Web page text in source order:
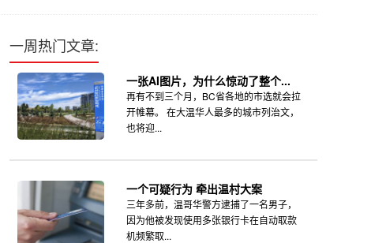
一周热门文章:
一张AI图片，为什么惊动了整个...
再有不到三个月，BC省各地的市选就会拉
开帷幕。 在大温华人最多的城市列治文，
也将迎...
一个可疑行为 牵出温村大案
三年多前，温哥华警方逮捕了一名男子，
因为他被发现使用多张银行卡在自动取款
机频繁取...